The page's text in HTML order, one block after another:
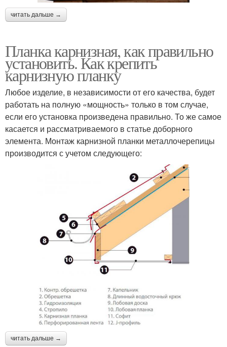
читать дальше →
Планка карнизная, как правильно
установить. Как крепить
карнизную планку
Любое изделие, в независимости от его качества, будет
работать на полную «мощность» только в том случае,
если его установка произведена правильно. То же самое
касается и рассматриваемого в статье доборного
элемента. Монтаж карнизной планки металлочерепицы
производится с учетом следующего:
читать дальше →